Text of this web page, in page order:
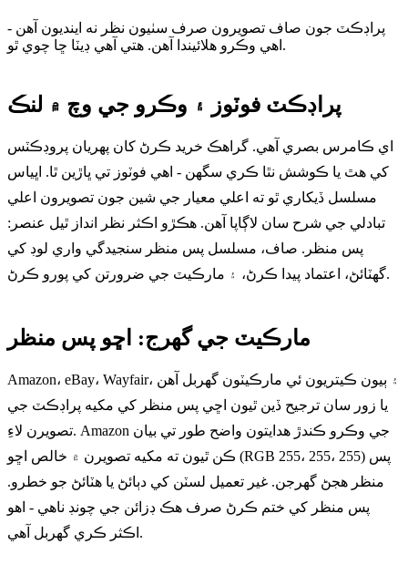
پراڊڪٽ جون صاف تصويرون صرف سٺيون نظر نه اينديون آهن -
اهي وڪرو هلائيندا آهن. هتي آهي ڊيٽا ڇا چوي ٿو.
پراڊڪٽ فوٽوز ۽ وڪرو جي وچ ۾ لنڪ
اي ڪامرس بصري آهي. گراهڪ خريد ڪرڻ کان پهريان پروڊڪٽس
کي هٿ يا ڪوشش نٿا ڪري سگهن - اهي فوٽوز تي ڀاڙين ٿا. اڀياس
مسلسل ڏيکاري ٿو ته اعلي معيار جي شين جون تصويرون اعلي
تبادلي جي شرح سان لاڳاپا آهن. ھڪڙو اڪثر نظر انداز ٿيل عنصر:
پس منظر. صاف، مسلسل پس منظر سنجيدگي واري لوڊ کي
گھٽائڻ، اعتماد پيدا ڪرڻ، ۽ مارڪيٽ جي ضرورتن کي پورو ڪرڻ.
مارڪيٽ جي گهرج: اڇو پس منظر
Amazon، eBay، Wayfair، ۽ ٻيون ڪيتريون ئي مارڪيٽون گھربل آھن
يا زور سان ترجيح ڏين ٿيون اڇي پس منظر کي مکيه پراڊڪٽ جي
تصويرن لاءِ. Amazon جي وڪرو ڪندڙ هدايتون واضح طور تي بيان
ڪن ٿيون ته مکيه تصويرن ۾ خالص اڇو (RGB 255، 255، 255) پس
منظر هجڻ گهرجن. غير تعميل لسٽن کي دٻائڻ يا هٽائڻ جو خطرو.
پس منظر کي ختم ڪرڻ صرف هڪ ڊزائن جي چونڊ ناهي - اهو
اڪثر ڪري گهربل آهي.